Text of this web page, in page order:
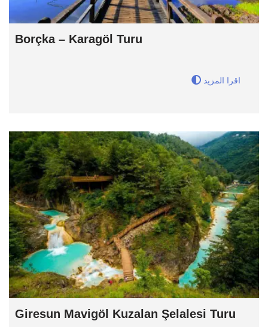
Borçka – Karagöl Turu
اقرا المزيد
Giresun Mavigöl Kuzalan Şelalesi Turu